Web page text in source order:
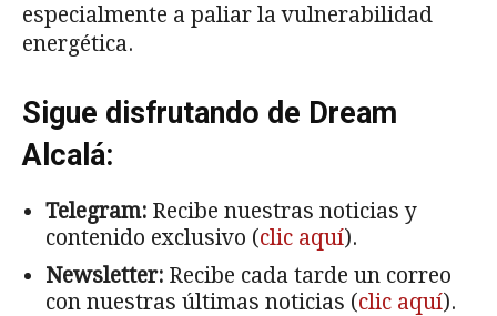
especialmente a paliar la vulnerabilidad
energética.
Sigue disfrutando de Dream
Alcalá:
Telegram: Recibe nuestras noticias y
contenido exclusivo (clic aquí).
Newsletter: Recibe cada tarde un correo
con nuestras últimas noticias (clic aquí).